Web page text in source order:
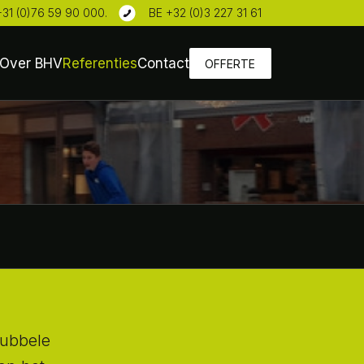
(0)76 59 90 000. BE +32 (0)3 227 31 61
Over BHVReferentiesContact OFFERTE